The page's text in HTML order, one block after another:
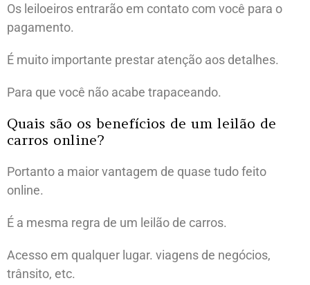
Os leiloeiros entrarão em contato com você para o
pagamento.
É muito importante prestar atenção aos detalhes.
Para que você não acabe trapaceando.
Quais são os benefícios de um leilão de
carros online?
Portanto a maior vantagem de quase tudo feito
online.
É a mesma regra de um leilão de carros.
Acesso em qualquer lugar. viagens de negócios,
trânsito, etc.